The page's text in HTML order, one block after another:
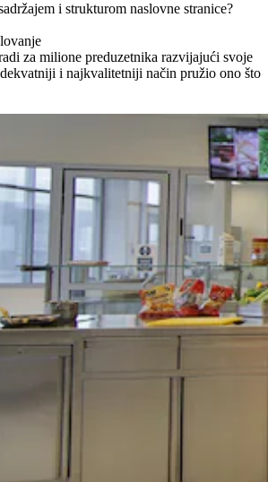
i strukturom naslovne stranice?
za milione preduzetnika razvijajući svoje
i najkvalitetniji način pružio ono što